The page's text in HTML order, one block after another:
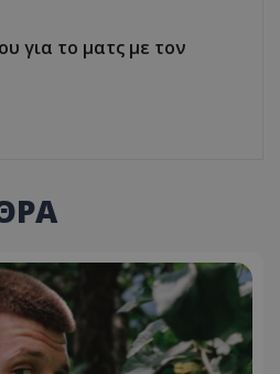
για το ματς με τον